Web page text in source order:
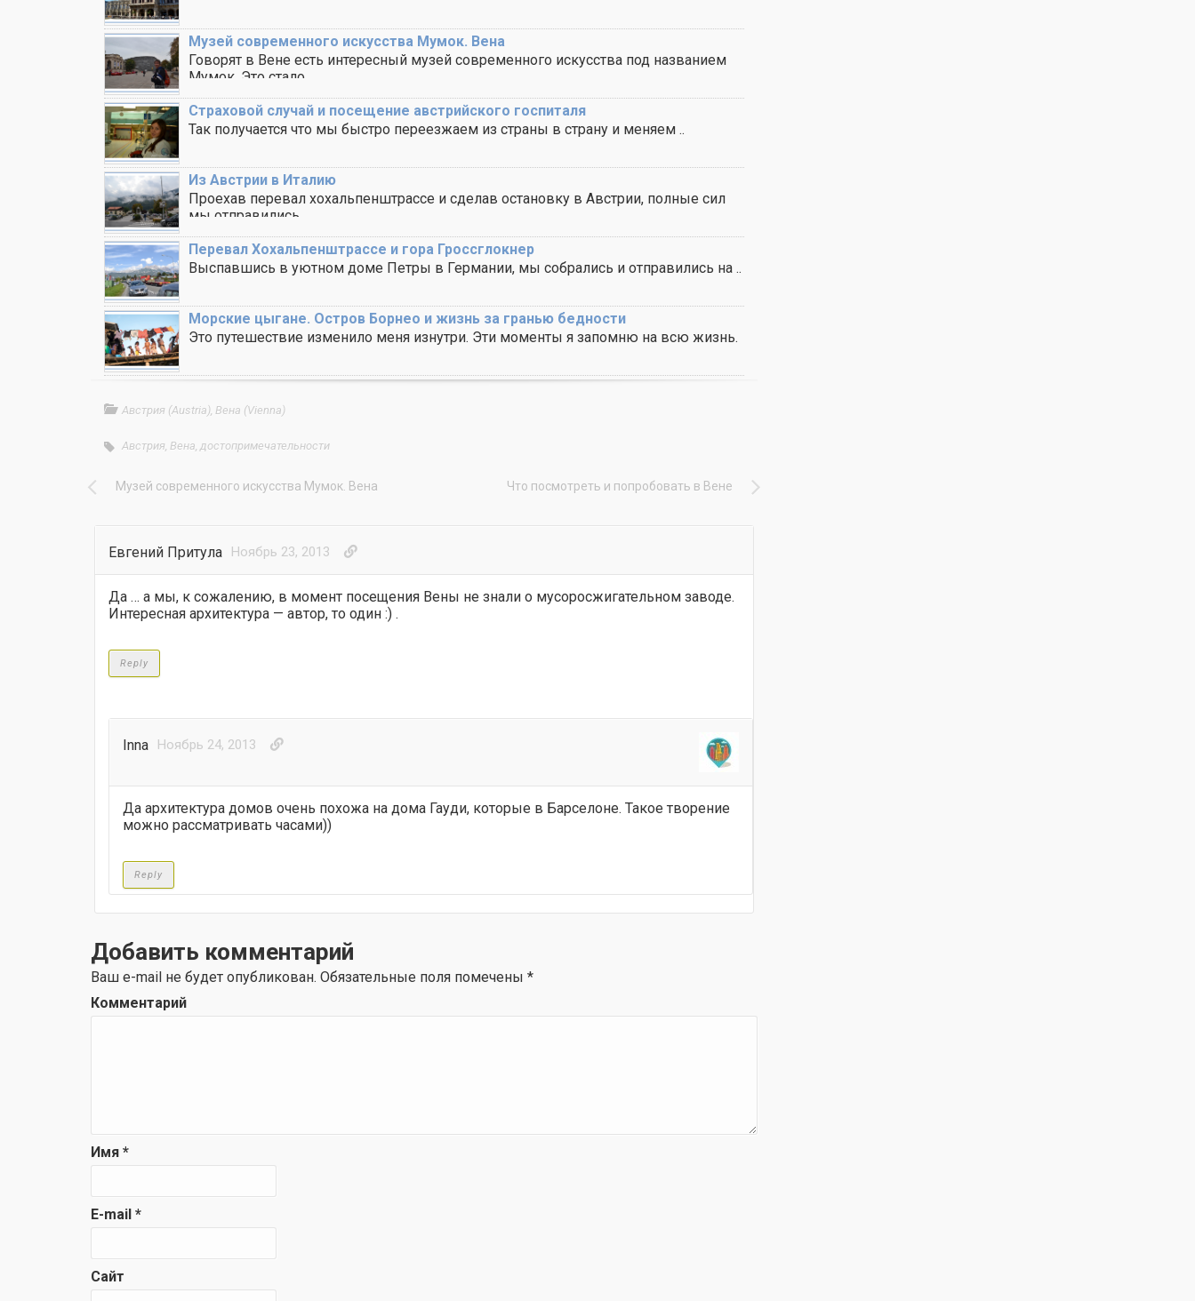
Музей современного искусства Мумок. Вена
Говорят в Вене есть интересный музей современного искусства под названием
Мумок. Это стало ..
Страховой случай и посещение австрийского госпиталя
Так получается что мы быстро переезжаем из страны в страну и меняем ..
Из Австрии в Италию
Проехав перевал хохальпенштрассе и сделав остановку в Австрии, полные сил
мы отправились ..
Перевал Хохальпенштрассе и гора Гроссглокнер
Выспавшись в уютном доме Петры в Германии, мы собрались и отправились на ..
Морские цыгане. Остров Борнео и жизнь за гранью бедности
Это путешествие изменило меня изнутри. Эти моменты я запомню на всю жизнь.
Австрия (Austria) Вена (Vienna)
Австрия Вена достопримечательности
Музей современного искусства Мумок. Вена Что посмотреть и попробовать в Вене
Евгений Притула Ноябрь 23, 2013
Да … а мы, к сожалению, в момент посещения Вены не знали о мусоросжигательном заводе.
Интересная архитектура — автор, то один :) .
Reply
Innа Ноябрь 24, 2013
Да архитектура домов очень похожа на дома Гауди, которые в Барселоне. Такое творение
можно рассматривать часами))
Reply
Добавить комментарий
Ваш e-mail не будет опубликован. Обязательные поля помечены *
Комментарий
Имя *
E-mail *
Сайт